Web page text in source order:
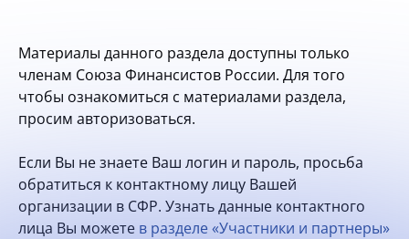
опытом
Вступить
Материалы данного раздела доступны только
членам Союза Финансистов России. Для того
чтобы ознакомиться с материалами раздела,
просим авторизоваться.
Если Вы не знаете Ваш логин и пароль, просьба
обратиться к контактному лицу Вашей
организации в СФР. Узнать данные контактного
лица Вы можете в разделе «Участники и партнеры»